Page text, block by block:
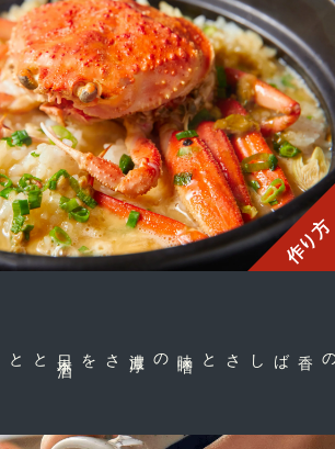
作り方
カニの香ばしさと
さを